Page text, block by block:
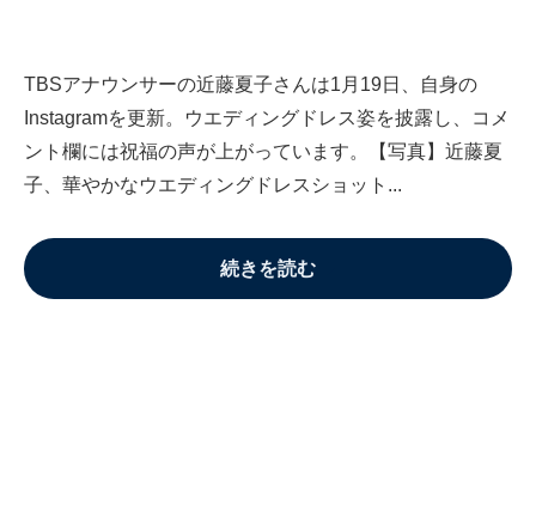
TBSアナウンサーの近藤夏子さんは1月19日、自身の
Instagramを更新。ウエディングドレス姿を披露し、コメ
ント欄には祝福の声が上がっています。【写真】近藤夏
子、華やかなウエディングドレスショット...
続きを読む